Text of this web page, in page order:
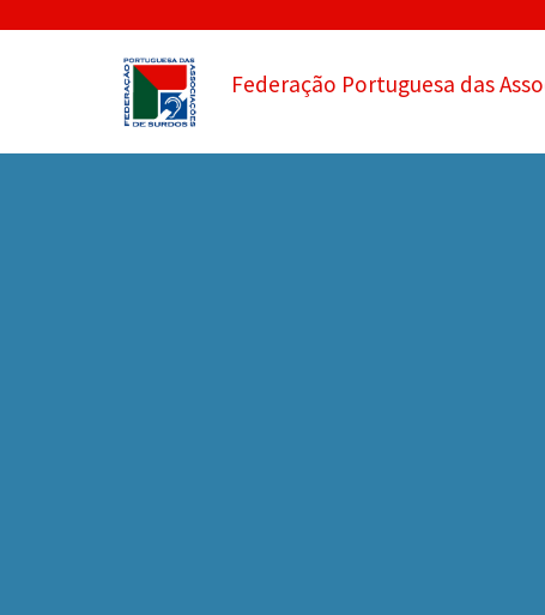
Federação Portuguesa das